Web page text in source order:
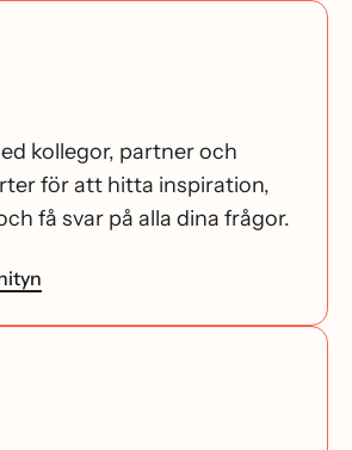
kollegor, partner och
för att hitta inspiration,
få svar på alla dina frågor.